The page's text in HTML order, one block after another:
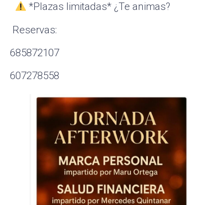
*Plazas limitadas* ¿Te animas?
Reservas:
685872107
607278558